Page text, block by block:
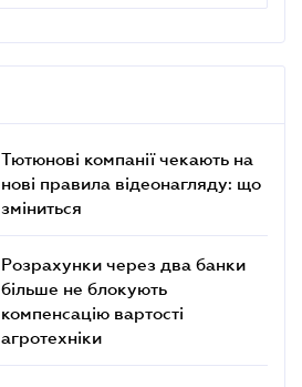
Тютюнові компанії чекають на
нові правила відеонагляду: що
зміниться
Розрахунки через два банки
більше не блокують
компенсацію вартості
агротехніки